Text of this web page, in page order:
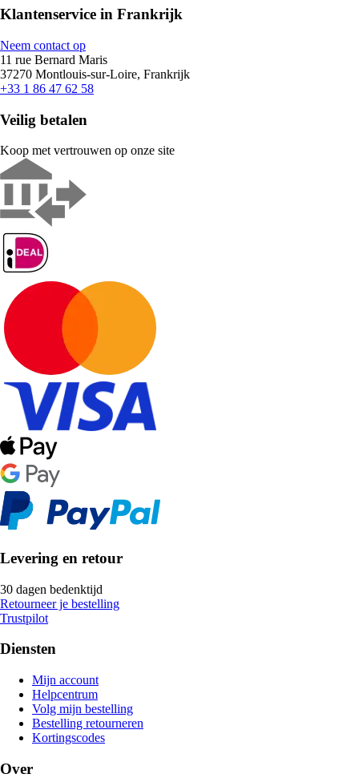
Klantenservice in Frankrijk
Neem contact op
11 rue Bernard Maris
37270 Montlouis-sur-Loire, Frankrijk
+33 1 86 47 62 58
Veilig betalen
Koop met vertrouwen op onze site
Levering en retour
30 dagen bedenktijd
Retourneer je bestelling
Trustpilot
Diensten
Mijn account
Helpcentrum
Volg mijn bestelling
Bestelling retourneren
Kortingscodes
Over